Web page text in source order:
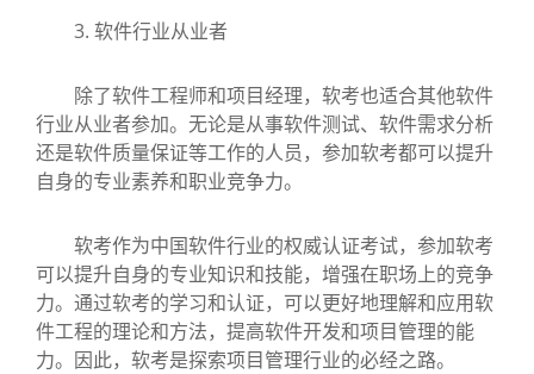
3. 软件行业从业者
除了软件工程师和项目经理，软考也适合其他软件
行业从业者参加。无论是从事软件测试、软件需求分析
还是软件质量保证等工作的人员，参加软考都可以提升
自身的专业素养和职业竞争力。
软考作为中国软件行业的权威认证考试，参加软考
可以提升自身的专业知识和技能，增强在职场上的竞争
力。通过软考的学习和认证，可以更好地理解和应用软
件工程的理论和方法，提高软件开发和项目管理的能
力。因此，软考是探索项目管理行业的必经之路。